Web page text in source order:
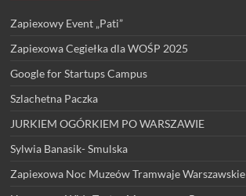
Zapiexowy Event „Pati”
Zapiexowa Cegiełka dla WOŚP 2025
Google for Startups Campus
Szlachetna Paczka
JURKIEM OGÓRKIEM PO WARSZAWIE
Sylwia Banasik- Smulska
Zapiexowa Noc Muzeów Tramwaje Warszawskie